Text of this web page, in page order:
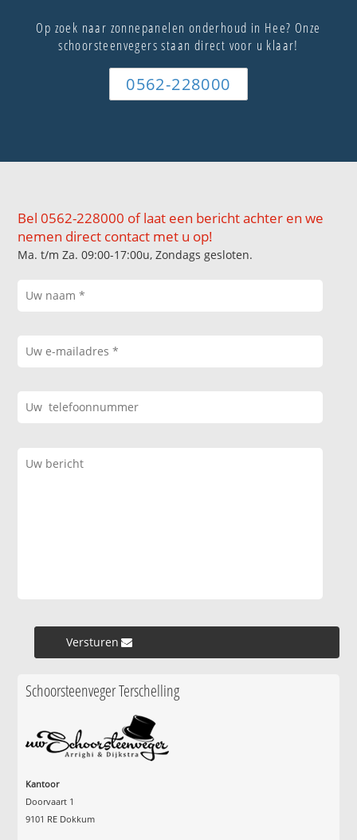
Op zoek naar zonnepanelen onderhoud in Hee? Onze
schoorsteenvegers staan direct voor u klaar!
0562-228000
Bel 0562-228000 of laat een bericht achter en we
nemen direct contact met u op!
Ma. t/m Za. 09:00-17:00u, Zondags gesloten.
Versturen »
Schoorsteenveger Terschelling
Kantoor
Doorvaart 1
9101 RE Dokkum